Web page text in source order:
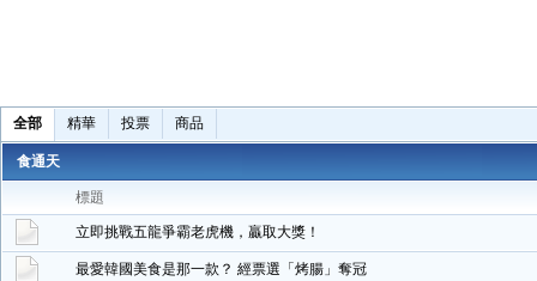
全部 精華 投票 商品
食通天
標題
立即挑戰五龍爭霸老虎機，贏取大獎！
最愛韓國美食是那一款？ 經票選「烤腸」奪冠